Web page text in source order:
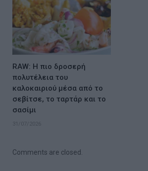
RAW: Η πιο δροσερή
πολυτέλεια του
καλοκαιριού μέσα από το
σεβίτσε, το ταρτάρ και το
σασίμι
31/07/2026
Comments are closed.